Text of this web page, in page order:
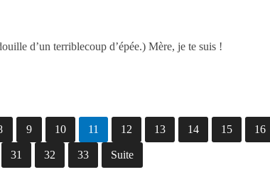
d’un terriblecoup d’épée.) Mère, je te suis !
9 10 11 12 13 14 15 16
31 32 33 Suite